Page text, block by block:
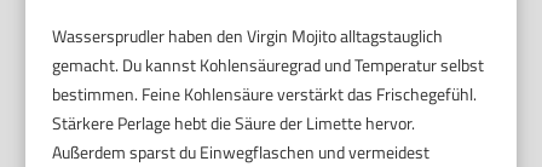
Wassersprudler haben den Virgin Mojito alltagstauglich
gemacht. Du kannst Kohlensäuregrad und Temperatur selbst
bestimmen. Feine Kohlensäure verstärkt das Frischegefühl.
Stärkere Perlage hebt die Säure der Limette hervor.
Außerdem sparst du Einwegflaschen und vermeidest